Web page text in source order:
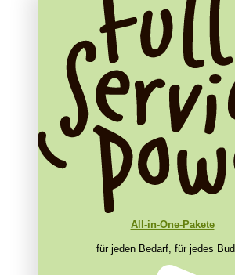
All-in-One-Pakete
für jeden Bedarf, für jedes